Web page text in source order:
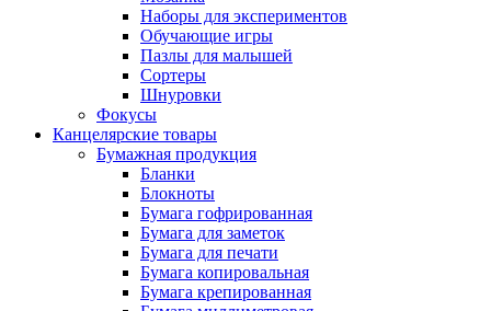
Наборы для экспериментов
Обучающие игры
Пазлы для малышей
Сортеры
Шнуровки
Фокусы
Канцелярские товары
Бумажная продукция
Бланки
Блокноты
Бумага гофрированная
Бумага для заметок
Бумага для печати
Бумага копировальная
Бумага крепированная